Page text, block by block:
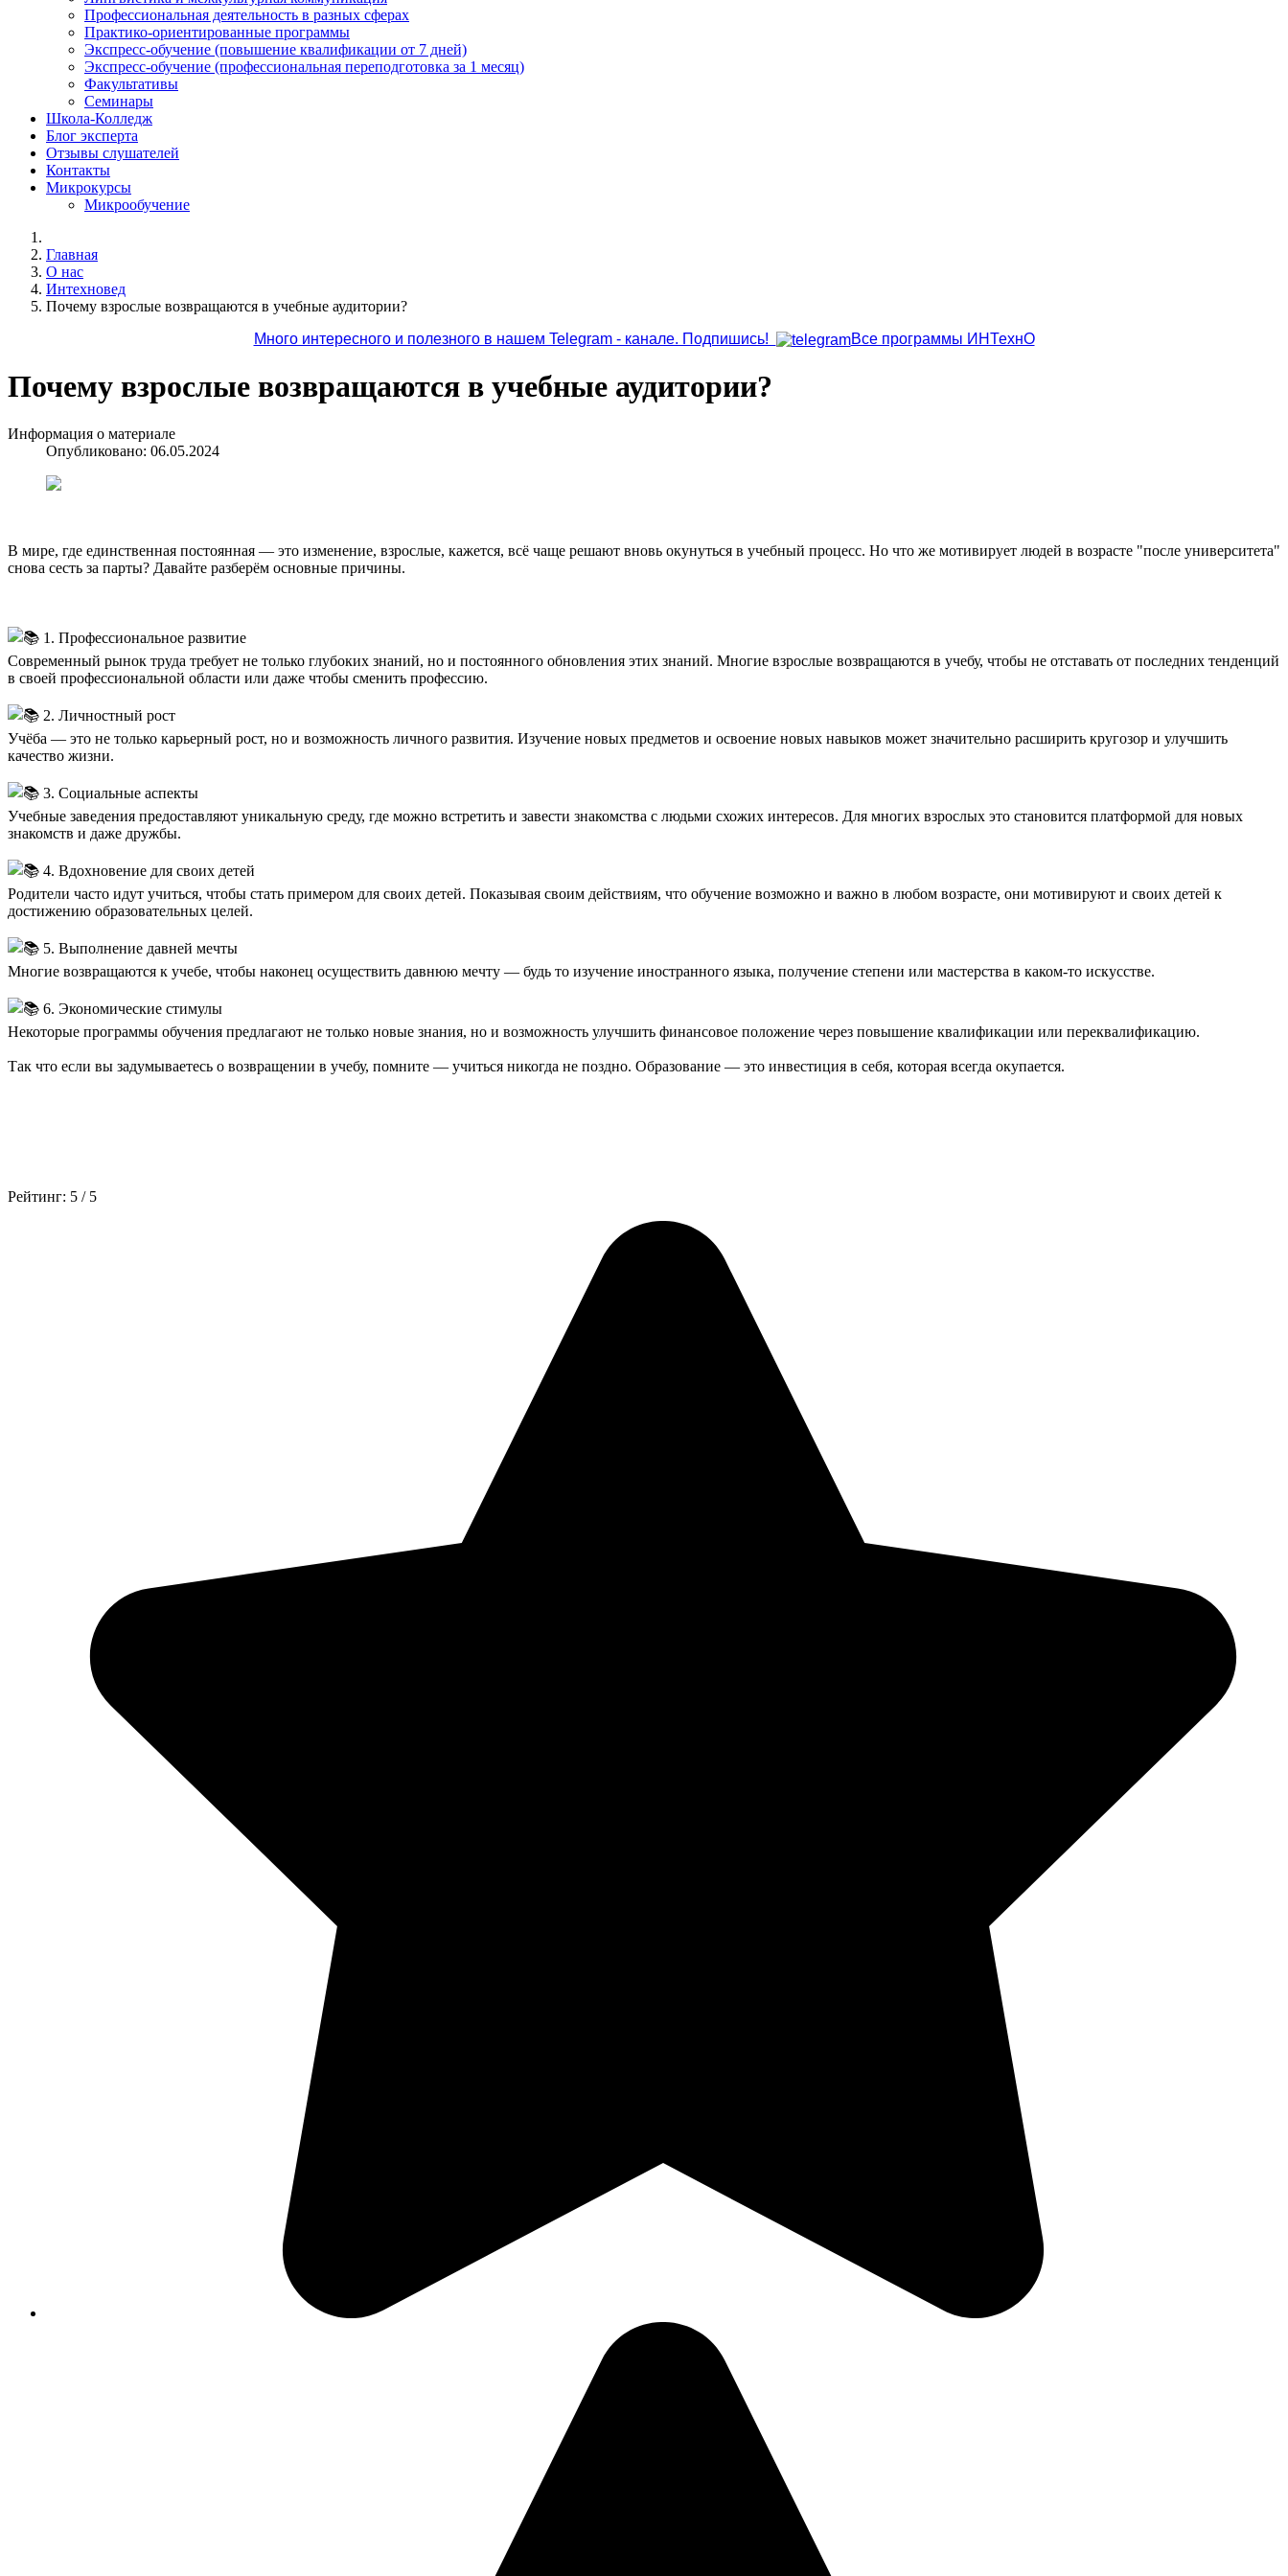
Профессиональная деятельность в разных сферах
Практико-ориентированные программы
Экспресс-обучение (повышение квалификации от 7 дней)
Экспресс-обучение (профессиональная переподготовка за 1 месяц)
Факультативы
Семинары
Школа-Колледж
Блог эксперта
Отзывы слушателей
Контакты
Микрокурсы
Микрообучение
Главная
О нас
Интехновед
Почему взрослые возвращаются в учебные аудитории?
Много интересного и полезного в нашем Telegram - канале. Подпишись!
Все программы ИНТехнО
Почему взрослые возвращаются в учебные аудитории?
Информация о материале
Опубликовано: 06.05.2024
В мире, где единственная постоянная — это изменение, взрослые, кажется, всё чаще решают вновь окунуться в учебный процесс. Но что же мотивирует людей в возрасте "после университета"
снова сесть за парты? Давайте разберём основные причины.
1. Профессиональное развитие
Современный рынок труда требует не только глубоких знаний, но и постоянного обновления этих знаний. Многие взрослые возвращаются в учебу, чтобы не отставать от последних тенденций
в своей профессиональной области или даже чтобы сменить профессию.
2. Личностный рост
Учёба — это не только карьерный рост, но и возможность личного развития. Изучение новых предметов и освоение новых навыков может значительно расширить кругозор и улучшить
качество жизни.
3. Социальные аспекты
Учебные заведения предоставляют уникальную среду, где можно встретить и завести знакомства с людьми схожих интересов. Для многих взрослых это становится платформой для новых
знакомств и даже дружбы.
4. Вдохновение для своих детей
Родители часто идут учиться, чтобы стать примером для своих детей. Показывая своим действиям, что обучение возможно и важно в любом возрасте, они мотивируют и своих детей к
достижению образовательных целей.
5. Выполнение давней мечты
Многие возвращаются к учебе, чтобы наконец осуществить давнюю мечту — будь то изучение иностранного языка, получение степени или мастерства в каком-то искусстве.
6. Экономические стимулы
Некоторые программы обучения предлагают не только новые знания, но и возможность улучшить финансовое положение через повышение квалификации или переквалификацию.
Так что если вы задумываетесь о возвращении в учебу, помните — учиться никогда не поздно. Образование — это инвестиция в себя, которая всегда окупается.
Рейтинг: 5 / 5